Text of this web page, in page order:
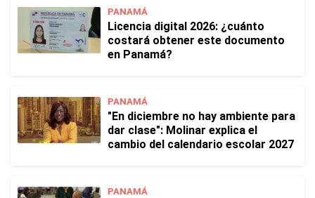
PANAMÁ
Licencia digital 2026: ¿cuánto
costará obtener este documento
en Panamá?
PANAMÁ
"En diciembre no hay ambiente para
dar clase": Molinar explica el
cambio del calendario escolar 2027
PANAMÁ